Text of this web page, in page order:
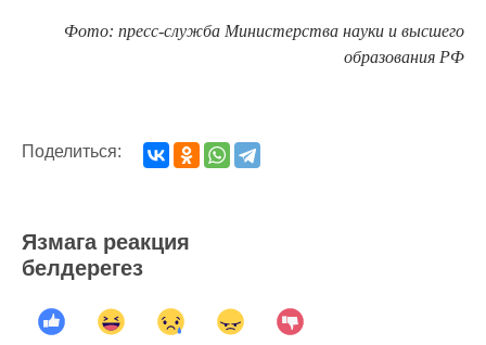
Фото: пресс-служба Министерства науки и высшего
образования РФ
Поделиться:
Язмага реакция
белдерегез